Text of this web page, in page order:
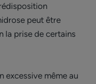
peut être
la prise de certains
excessive même au